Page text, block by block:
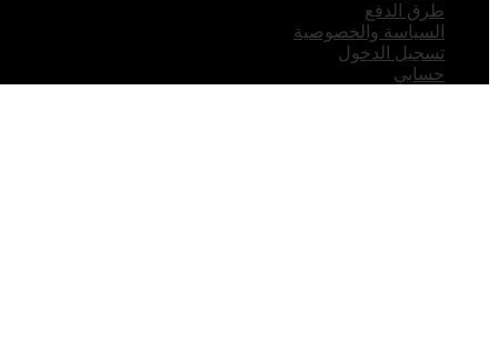
طرق الدفع
السياسة والخصوصية
تسجيل الدخول
حسابي